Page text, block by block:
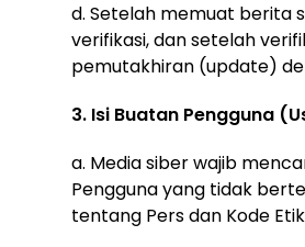
d. Setelah memuat berita
verifikasi, dan setelah
pemutakhiran (update)
3. Isi Buatan Pengguna
a. Media siber wajib
Pengguna yang tidak
tentang Pers dan Kode